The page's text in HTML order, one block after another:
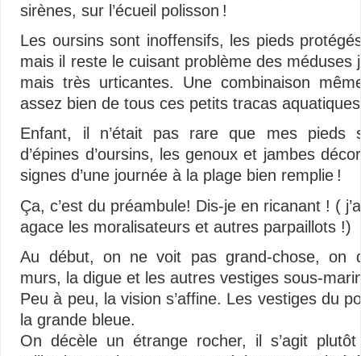
sirènes, sur l’écueil polisson !
Les oursins sont inoffensifs, les pieds
mais il reste le cuisant problème des méduses
mais très urticantes. Une combinaison
assez bien de tous ces petits tracas
Enfant, il n’était pas rare que mes pieds
d’épines d’oursins, les genoux et jambes
signes d’une journée à la plage bien remplie !
Ça, c’est du préambule! Dis-je en ricanant ! (
agace les moralisateurs et autres parpaillots !)
Au début, on ne voit pas grand-chose, on
murs, la digue et les autres vestiges sous-
Peu à peu, la vision s’affine. Les vestiges du
la grande bleue.
On décèle un étrange rocher, il s’agit plutôt